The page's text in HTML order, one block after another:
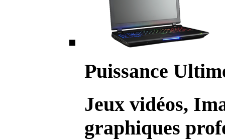
Puissance
Jeux vidéos,
graphiques